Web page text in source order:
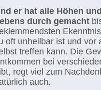
er hat alle Höhen
durch gemacht
oft unheilbar ist und vor
treffen kann. Die
bei
regt viel zum
auch.